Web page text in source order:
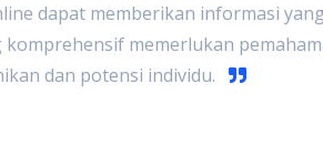
dapat memberikan informasi
memerlukan
dan potensi individu.